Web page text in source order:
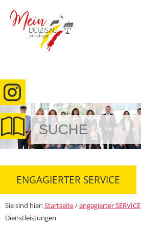
ENGAGIERTER SERVICE
Sie sind hier:Startseite/engagierter SERVICE
Dienstleistungen